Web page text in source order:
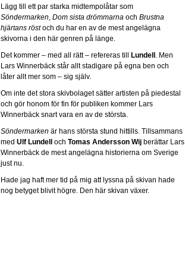
Lägg till ett par starka midtempolåtar som
Söndermarken, Dom sista drömmarna och Brustna
hjärtans röstoch du har en av de mest angelägna
skivorna i den här genren på länge.
Det kommer – med all rätt – refereras till Lundell . Men
Lars Winnerbäck står allt stadigare på egna ben och
låter allt mer som – sig själv.
Om inte det stora skivbolaget sätter artisten på piedestal
och gör honom för fin för publiken kommer Lars
Winnerbäck snart vara en av de största.
Söndermarken är hans största stund hittills. Tillsammans
med Ulf Lundell och Tomas Andersson Wij berättar Lars
Winnerbäck de mest angelägna historierna om Sverige
just nu.
Hade jag haft mer tid på mig att lyssna på skivan hade
nog betyget blivit högre. Den här skivan växer.